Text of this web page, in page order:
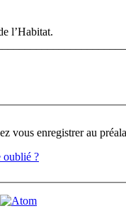
l’Habitat.
oublié ?